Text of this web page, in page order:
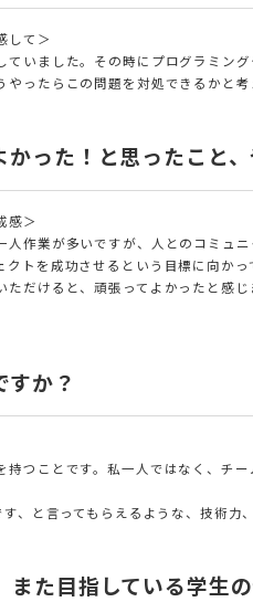
して＞
いました。その時にプログラミン
やったらこの問題を対処できるかと
った！と思ったこと
感＞
人作業が多いですが、人とのコミュ
トを成功させるという目標に向か
だけると、頑張ってよかったと感
か？
つことです。私一人ではなく、チ
、と言ってもらえるような、技術力
た目指している学生